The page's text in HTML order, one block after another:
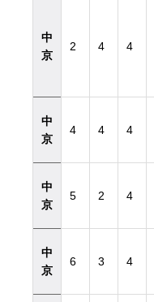
中
京
2 4 4
中
京
4 4 4
中
京
5 2 4
中
京
6 3 4